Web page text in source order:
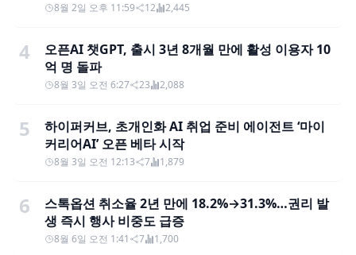
8월 2일 오후 11:59 12 2,445
4
오픈AI 챗GPT, 출시 3년 8개월 만에 활성 이용자 10
억 명 돌파
8월 3일 오전 6:27 23 2,088
5
하이퍼커브, 초개인화 AI 취업 준비 에이전트 ‘마이
커리어AI’ 오픈 베타 시작
8월 3일 오전 12:13 7 1,879
6
스톡옵션 취소율 2년 만에 18.2%→31.3%…권리 발
생 즉시 행사 비중도 급증
8월 6일 오전 1:41 7 1,700